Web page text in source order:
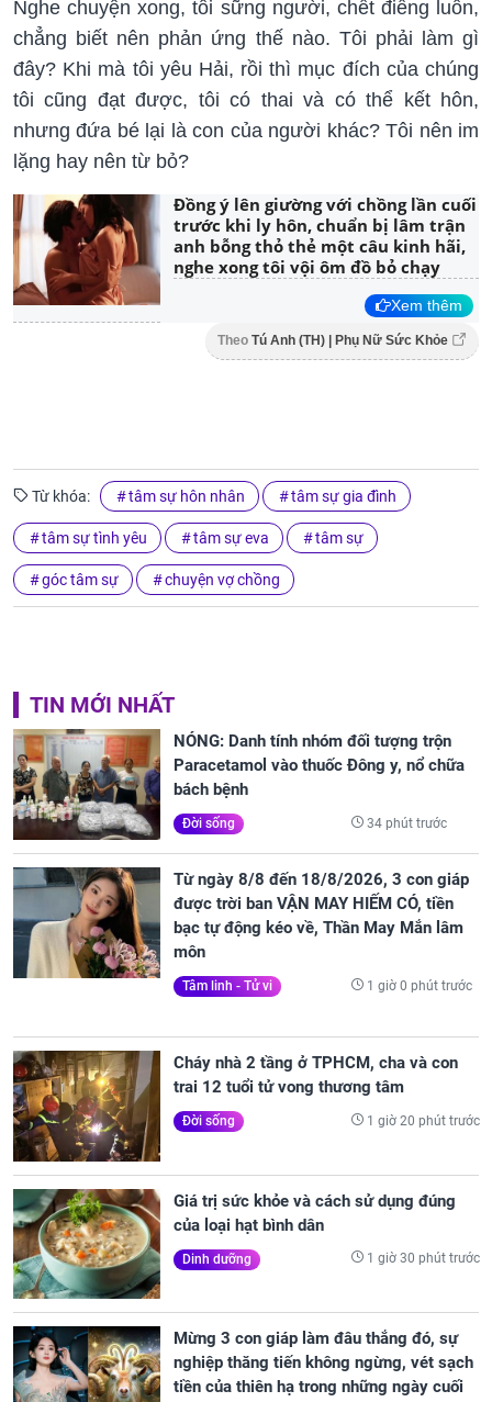
Nghe chuyện xong, tôi sững người, chết điếng luôn,
chẳng biết nên phản ứng thế nào. Tôi phải làm gì
đây? Khi mà tôi yêu Hải, rồi thì mục đích của chúng
tôi cũng đạt được, tôi có thai và có thể kết hôn,
nhưng đứa bé lại là con của người khác? Tôi nên im
lặng hay nên từ bỏ?
Đồng ý lên giường với chồng lần cuối
trước khi ly hôn, chuẩn bị lâm trận
anh bỗng thỏ thẻ một câu kinh hãi,
nghe xong tôi vội ôm đồ bỏ chạy
Xem thêm
Theo Tú Anh (TH) | Phụ Nữ Sức Khỏe
Từ khóa: tâm sự hôn nhân tâm sự gia đình
tâm sự tình yêu tâm sự eva tâm sự
góc tâm sự chuyện vợ chồng
TIN MỚI NHẤT
NÓNG: Danh tính nhóm đối tượng trộn
Paracetamol vào thuốc Đông y, nổ chữa
bách bệnh
Đời sống 34 phút trước
Từ ngày 8/8 đến 18/8/2026, 3 con giáp
được trời ban VẬN MAY HIẾM CÓ, tiền
bạc tự động kéo về, Thần May Mắn lâm
môn
Tâm linh - Tử vi 1 giờ 0 phút trước
Cháy nhà 2 tầng ở TPHCM, cha và con
trai 12 tuổi tử vong thương tâm
Đời sống 1 giờ 20 phút trước
Giá trị sức khỏe và cách sử dụng đúng
của loại hạt bình dân
Dinh dưỡng 1 giờ 30 phút trước
Mừng 3 con giáp làm đâu thắng đó, sự
nghiệp thăng tiến không ngừng, vét sạch
tiền của thiên hạ trong những ngày cuối